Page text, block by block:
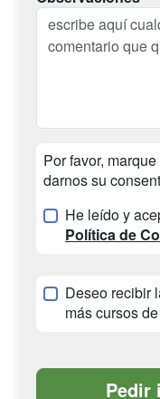
Por favor,
darnos su
He leído y
Política de
Deseo recibir
más cursos de